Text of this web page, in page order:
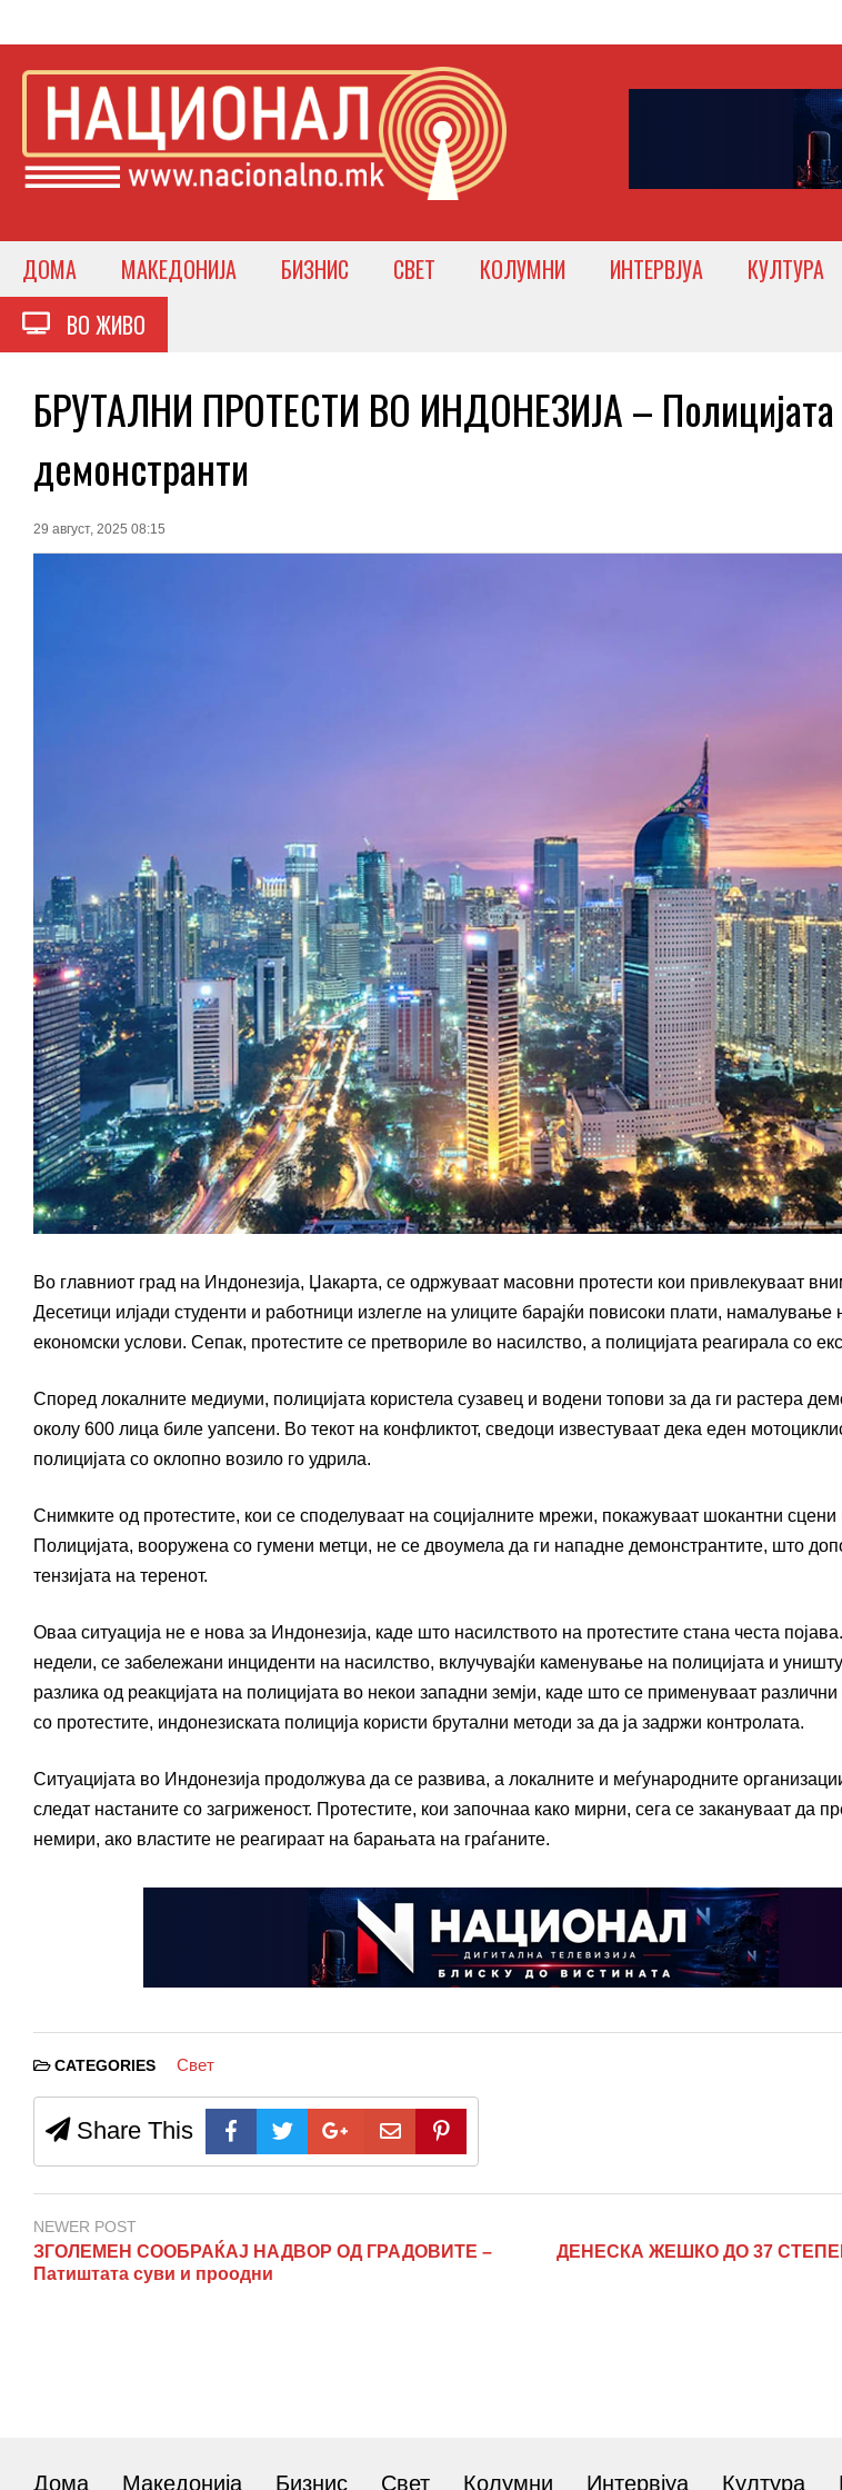
ДОМА МАКЕДОНИЈА БИЗНИС СВЕТ КОЛУМНИ ИНТЕРВЈУА КУЛТУРА
ВО ЖИВО
БРУТАЛНИ ПРОТЕСТИ ВО ИНДОНЕЗИЈА – Полицијата
демонстранти
29 август, 2025 08:15
Во главниот град на Индонезија, Џакарта, се одржуваат масовни протести кои привлекуваат
Десетици илјади студенти и работници излегле на улиците барајќи повисоки плати,
економски услови. Сепак, протестите се претвориле во насилство, а полицијата реагирала со
Според локалните медиуми, полицијата користела сузавец и водени топови за да ги растера
околу 600 лица биле уапсени. Во текот на конфликтот, сведоци известуваат дека еден
полицијата со оклопно возило го удрила.
Снимките од протестите, кои се споделуваат на социјалните мрежи, покажуваат шокантни сцени
Полицијата, вооружена со гумени метци, не се двоумела да ги нападне демонстрантите, што
тензијата на теренот.
Оваа ситуација не е нова за Индонезија, каде што насилството на протестите стана честа
недели, се забележани инциденти на насилство, вклучувајќи каменување на полицијата и
разлика од реакцијата на полицијата во некои западни земји, каде што се применуваат
со протестите, индонезиската полиција користи брутални методи за да ја задржи контролата.
Ситуацијата во Индонезија продолжува да се развива, а локалните и меѓународните
следат настаните со загриженост. Протестите, кои започнаа како мирни, сега се закануваат да
немири, ако властите не реагираат на барањата на граѓаните.
CATEGORIES Свет
Share This
NEWER POST
ЗГОЛЕМЕН СООБРАЌАЈ НАДВОР ОД ГРАДОВИТЕ –
Патиштата суви и проодни
ДЕНЕСКА ЖЕШКО ДО 37
Дома Македонија Бизнис Свет Колумни Интервјуа Култура